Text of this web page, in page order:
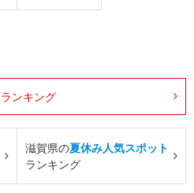
ランキング
滋賀県の夏休み人気スポット
ランキング